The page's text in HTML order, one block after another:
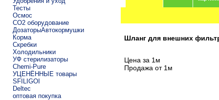
Тесты
Осмос
CO2 оборудование
ДозаторыАвтокормушки
Корма
Скребки
Холодильники
УФ стерилизаторы
Chemi-Pure
УЦЕНЁННЫЕ товары
SFILIGOI
Deltec
оптовая покупка
Шланг для внешних
Цена за 1м
Продажа от 1м